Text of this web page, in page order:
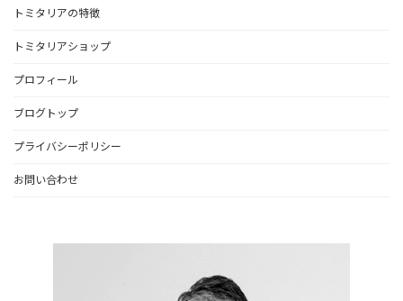
トミタリアの特徴
トミタリアショップ
プロフィール
ブログトップ
プライバシーポリシー
お問い合わせ